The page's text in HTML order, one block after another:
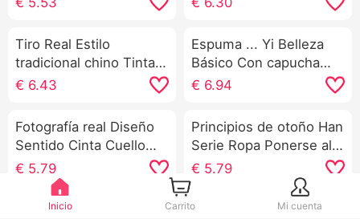
de color Patchwork
Diseño Sentido
Ajustado Tirantes
Vestido
Tiro Real Estilo
tradicional chino Tinta
china Estampado Cuello
2025 Verano Nuevo
Hoja de loto Manga
Madre Chifón Falda
€ 6.43
Fotografía real Diseño
Sentido Cinta Cuello
grande Suéter de punto
Cárdigan Mujer Otoño
Incluyendo Ovejas Pelo
€ 5.79
Tiro Real Primavera
Hombros descubiertos
ajustado LANA tejido
de punto Colgante
Cuello Vestido
Espuma ... Yi Belleza
Básico Con capucha
Forrado Sudadera 2025
Casual Versátil Holgado
Calor Sudadera Mujer
€ 6.94
Principios de otoño Han
Serie Ropa Ponerse al
día Ropa Nicho No
Choque Estilo Luz Lujo
Avanzado Sentido Real
€ 5.79
Han Serie Ropa Partido
Inicio Carrito Mi cuenta